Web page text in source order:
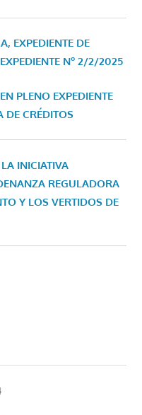
EXPEDIENTE DE
Nº 2/2/2025
PLENO EXPEDIENTE
DE CRÉDITOS
INICIATIVA
REGULADORA
Y LOS VERTIDOS DE